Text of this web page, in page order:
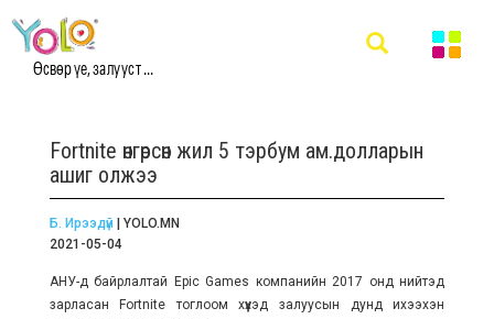
Өсвөр үе, залууст ...
Fortnite өнгөрсөн жил 5 тэрбум ам.долларын
ашиг олжээ
Б. Ирээдүй | YOLO.MN
2021-05-04
АНУ-д байрлалтай Epic Games компанийн 2017 онд нийтэд
зарласан Fortnite тоглоом хүүхэд залуусын дунд ихээхэн